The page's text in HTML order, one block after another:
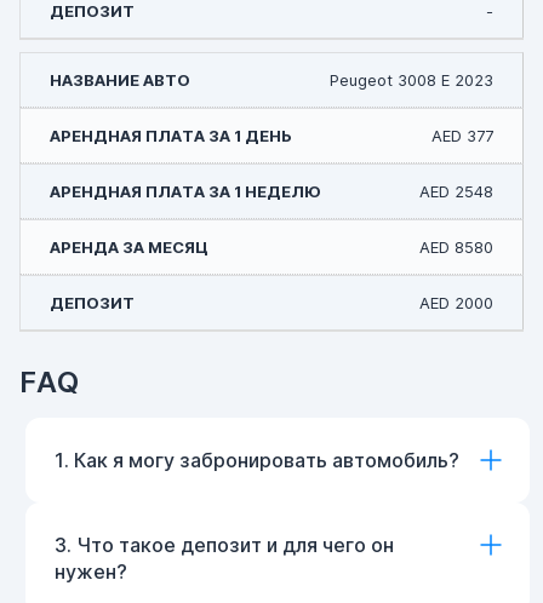
-
Peugeot 3008 E 2023
AED 377
AED 2548
AED 8580
AED 2000
FAQ
1. Как я могу забронировать автомобиль?
3. Что такое депозит и для чего он
нужен?